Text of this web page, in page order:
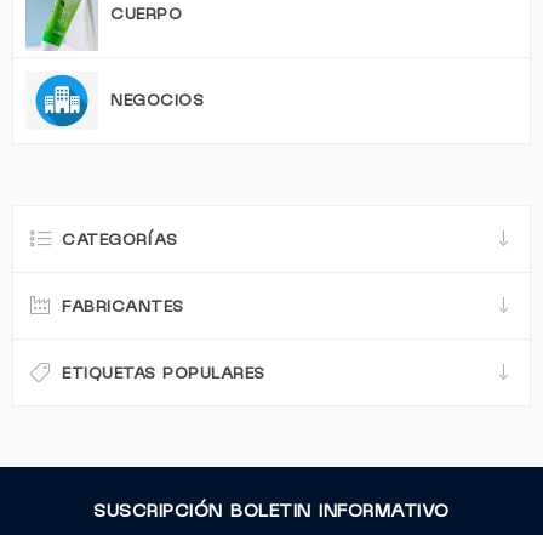
CUERPO
NEGOCIOS
CATEGORÍAS
FABRICANTES
ETIQUETAS POPULARES
SUSCRIPCIÓN BOLETIN INFORMATIVO